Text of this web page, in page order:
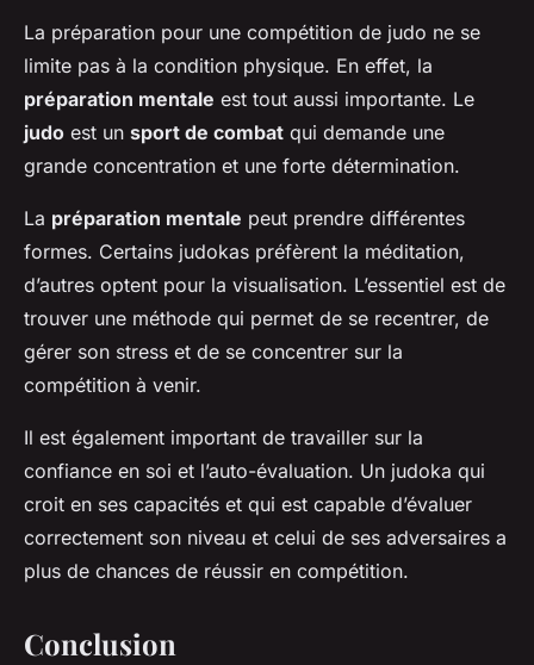
La préparation pour une compétition de judo ne se
limite pas à la condition physique. En effet, la
préparation mentale est tout aussi importante. Le
judo est un sport de combat qui demande une
grande concentration et une forte détermination.
La préparation mentale peut prendre différentes
formes. Certains judokas préfèrent la méditation,
d’autres optent pour la visualisation. L’essentiel est de
trouver une méthode qui permet de se recentrer, de
gérer son stress et de se concentrer sur la
compétition à venir.
Il est également important de travailler sur la
confiance en soi et l’auto-évaluation. Un judoka qui
croit en ses capacités et qui est capable d’évaluer
correctement son niveau et celui de ses adversaires a
plus de chances de réussir en compétition.
Conclusion